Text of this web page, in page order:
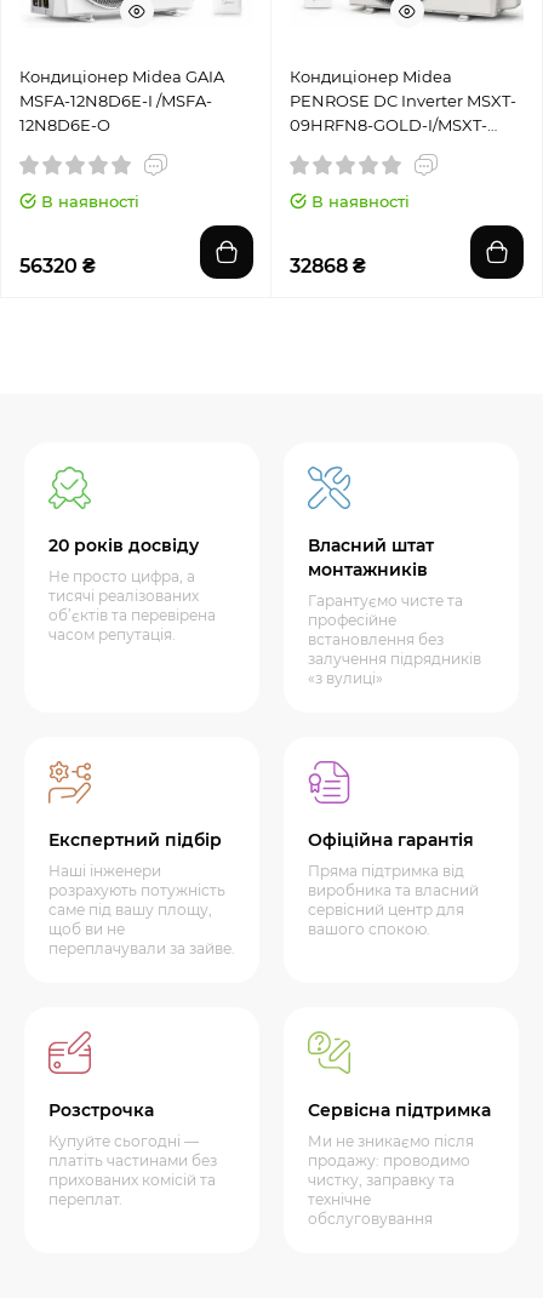
Кондиціонер Midea GAIA
MSFA-12N8D6E-I /MSFA-
12N8D6E-O
В наявності
56320 ₴
Кондиціонер Midea
PENROSE DC Inverter MSXT-
09HRFN8-GOLD-I/MSXT-
В наявності
32868 ₴
20 років досвіду
Не просто цифра, а
тисячі реалізованих
об’єктів та перевірена
часом репутація.
Власний штат
монтажників
Гарантуємо чисте та
професійне
встановлення без
залучення підрядників
«з вулиці»
Експертний підбір
Наші інженери
розрахують потужність
саме під вашу площу,
щоб ви не
переплачували за зайве.
Офіційна гарантія
Пряма підтримка від
виробника та власний
сервісний центр для
вашого спокою.
Розстрочка
Купуйте сьогодні —
платіть частинами без
прихованих комісій та
переплат.
Сервісна підтримка
Ми не зникаємо після
продажу: проводимо
чистку, заправку та
технічне
обслуговування